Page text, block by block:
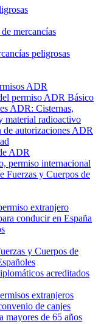
mercancías
peligrosas
ADR
permiso ADR Básico
ADR: Cisternas,
material radioactivo
de autorizaciones ADR
ADR
permiso internacional
Fuerzas y Cuerpos de
extranjero
conducir en España
y Cuerpos de
acreditados
extranjeros
de canjes
mayores de 65 años